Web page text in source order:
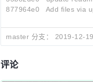
877964e0
Add files via
master 分支： 2019-12-19
评论